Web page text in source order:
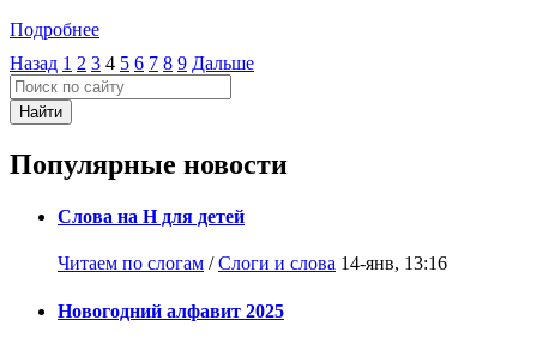
Подробнее
Назад 1 2 3 4 5 6 7 8 9 Дальше
Найти
Популярные новости
Слова на Н для детей
Читаем по слогам /Слоги и слова 14-янв, 13:16
Новогодний алфавит 2025